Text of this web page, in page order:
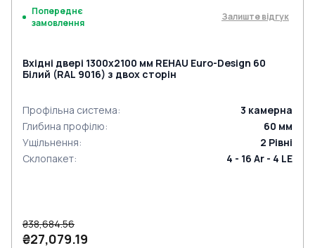
Попереднє
замовлення
Залиште відгук
Вхідні двері 1300x2100 мм REHAU Euro-Design 60
Білий (RAL 9016) з двох сторін
Профільна система: 3 камерна
Глибина профілю: 60 мм
Ущільнення: 2 Рівні
Склопакет: 4 - 16 Ar - 4 LE
₴38,684.56
₴27,079.19